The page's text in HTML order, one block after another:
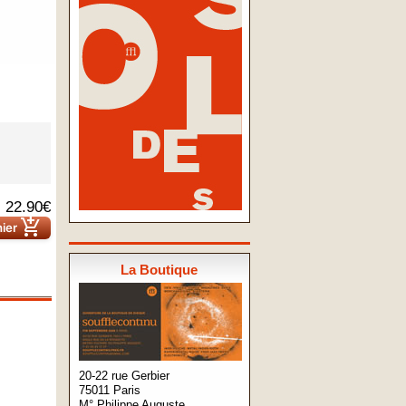
La Boutique
20-22 rue Gerbier
75011 Paris
22.90€
add_shopping_cart